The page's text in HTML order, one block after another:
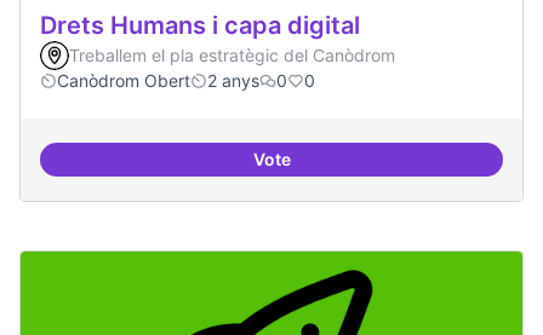
Drets Humans i capa digital
Treballem el pla estratègic del Canòdrom
Canòdrom Obert
2 anys 0 0
VoteDrets Humans i capa digital